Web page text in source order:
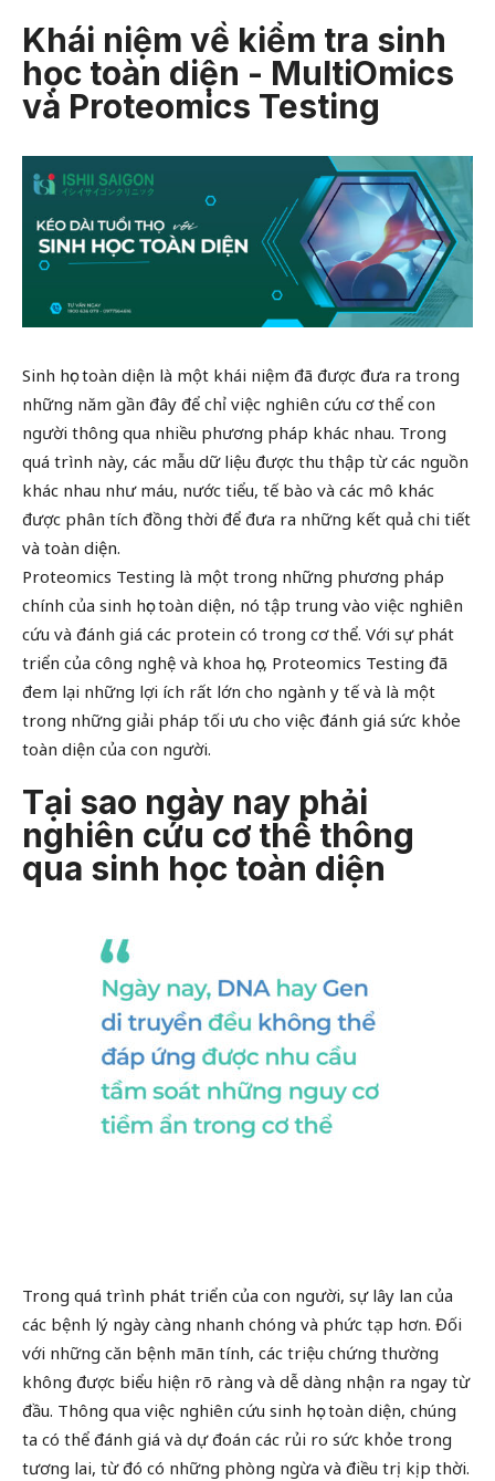
Khái niệm về kiểm tra sinh
học toàn diện - MultiOmics
và Proteomics Testing
Sinh học toàn diện là một khái niệm đã được đưa ra trong
những năm gần đây để chỉ việc nghiên cứu cơ thể con
người thông qua nhiều phương pháp khác nhau. Trong
quá trình này, các mẫu dữ liệu được thu thập từ các nguồn
khác nhau như máu, nước tiểu, tế bào và các mô khác
được phân tích đồng thời để đưa ra những kết quả chi tiết
và toàn diện.
Proteomics Testing là một trong những phương pháp
chính của sinh học toàn diện, nó tập trung vào việc nghiên
cứu và đánh giá các protein có trong cơ thể. Với sự phát
triển của công nghệ và khoa học, Proteomics Testing đã
đem lại những lợi ích rất lớn cho ngành y tế và là một
trong những giải pháp tối ưu cho việc đánh giá sức khỏe
toàn diện của con người.
Tại sao ngày nay phải
nghiên cứu cơ thể thông
qua sinh học toàn diện
Trong quá trình phát triển của con người, sự lây lan của
các bệnh lý ngày càng nhanh chóng và phức tạp hơn. Đối
với những căn bệnh mãn tính, các triệu chứng thường
không được biểu hiện rõ ràng và dễ dàng nhận ra ngay từ
đầu. Thông qua việc nghiên cứu sinh học toàn diện, chúng
ta có thể đánh giá và dự đoán các rủi ro sức khỏe trong
tương lai, từ đó có những phòng ngừa và điều trị kịp thời.